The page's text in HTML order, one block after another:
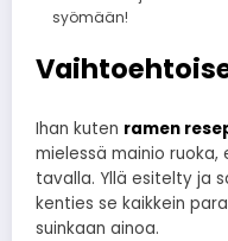
syömään!
Ihan kuten ramen
mielessä mainio
tavalla. Yllä esitelty ja
kenties se kaikkein
suinkaan ainoa.